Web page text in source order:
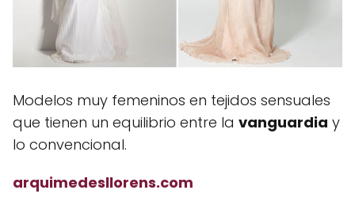
Modelos muy femeninos en tejidos sensuales
que tienen un equilibrio entre la vanguardia y
lo convencional.
arquimedesllorens.com